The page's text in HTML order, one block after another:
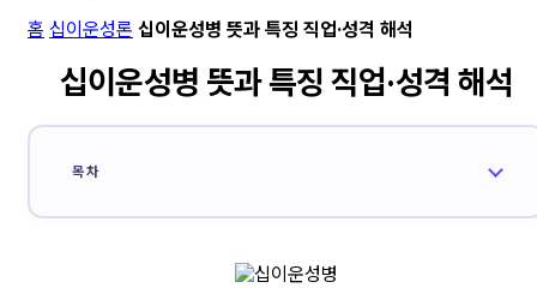
홈 십이운성론 십이운성병 뜻과 특징 직업·성격 해석
십이운성병 뜻과 특징 직업·성격 해석
목차